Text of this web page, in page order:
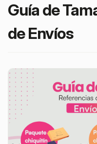
Guía de
de Envíos